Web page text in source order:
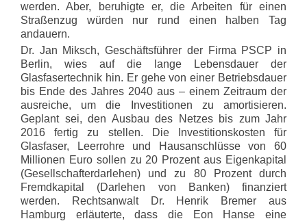
werden. Aber, beruhigte er, die Arbeiten für einen
Straßenzug würden nur rund einen halben Tag
andauern.
Dr. Jan Miksch, Geschäftsführer der Firma PSCP in
Berlin, wies auf die lange Lebensdauer der
Glasfasertechnik hin. Er gehe von einer Betriebsdauer
bis Ende des Jahres 2040 aus – einem Zeitraum der
ausreiche, um die Investitionen zu amortisieren.
Geplant sei, den Ausbau des Netzes bis zum Jahr
2016 fertig zu stellen. Die Investitionskosten für
Glasfaser, Leerrohre und Hausanschlüsse von 60
Millionen Euro sollen zu 20 Prozent aus Eigenkapital
(Gesellschafterdarlehen) und zu 80 Prozent durch
Fremdkapital (Darlehen von Banken) finanziert
werden. Rechtsanwalt Dr. Henrik Bremer aus
Hamburg erläuterte, dass die Eon Hanse eine